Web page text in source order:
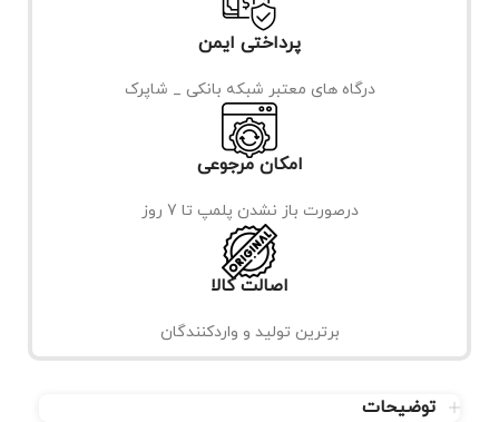
پرداختی ایمن
درگاه های معتبر شبکه بانکی _ شاپرک
امکان مرجوعی
درصورت باز نشدن پلمپ تا 7 روز
اصالت کالا
برترین تولید و واردکنندگان
توضیحات